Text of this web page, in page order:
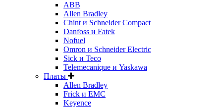
ABB
Allen Bradley
Chint и Schneider Compact
Danfoss и Fatek
Nofuel
Omron и Schneider Electric
Sick и Teco
Telemecanique и Yaskawa
Платы
Allen Bradley
Frick и EMC
Keyence